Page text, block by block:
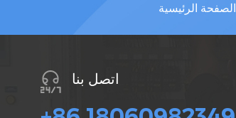
الصفحة الرئيسية
اتصل بنا